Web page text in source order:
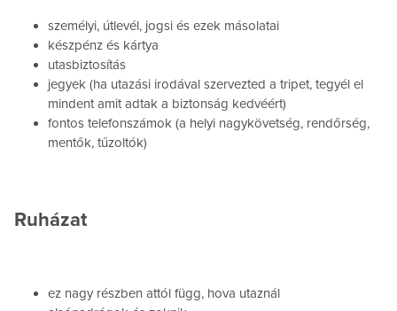
személyi, útlevél, jogsi és ezek másolatai
készpénz és kártya
utasbiztosítás
jegyek (ha utazási irodával szervezted a tripet, tegyél el
mindent amit adtak a biztonság kedvéért)
fontos telefonszámok (a helyi nagykövetség, rendőrség,
mentők, tűzoltók)
Ruházat
ez nagy részben attól függ, hova utaznál